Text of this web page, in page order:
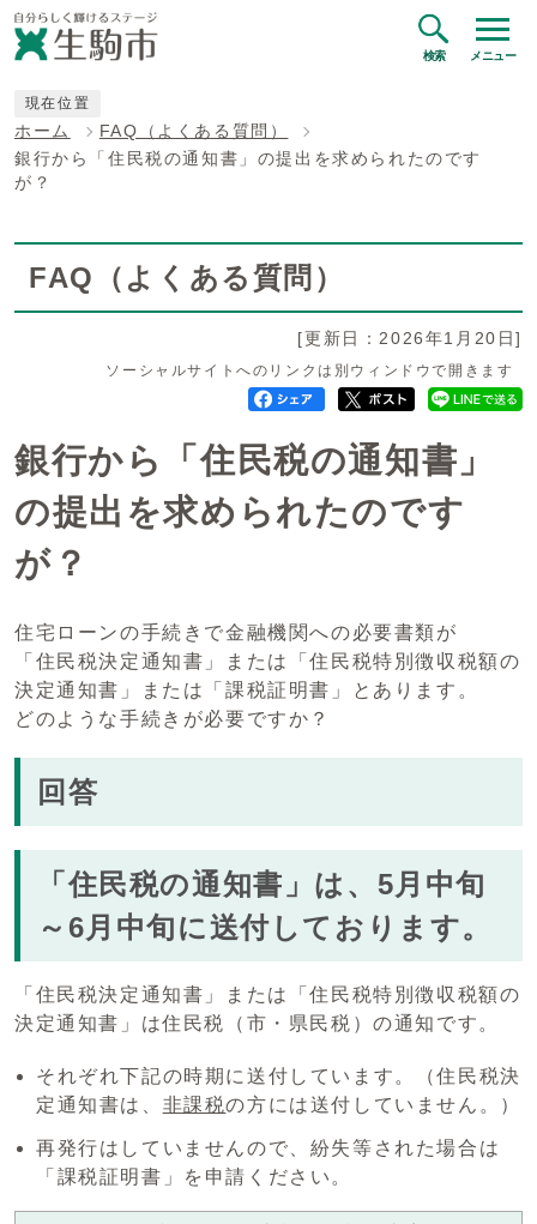
検索 メニュー
現在位置
ホーム
FAQ（よくある質問）
銀行から「住民税の通知書」の提出を求められたのです
が？
FAQ（よくある質問）
[更新日：2026年1月20日]
ソーシャルサイトへのリンクは別ウィンドウで開きます
銀行から「住民税の通知書」
の提出を求められたのです
が？
住宅ローンの手続きで金融機関への必要書類が
「住民税決定通知書」または「住民税特別徴収税額の
決定通知書」または「課税証明書」とあります。
どのような手続きが必要ですか？
回答
「住民税の通知書」は、5月中旬
～6月中旬に送付しております。
「住民税決定通知書」または「住民税特別徴収税額の
決定通知書」は住民税（市・県民税）の通知です。
それぞれ下記の時期に送付しています。（住民税決
定通知書は、 非課税の方には送付していません。）
再発行はしていませんので、紛失等された場合は
「課税証明書」を申請ください。